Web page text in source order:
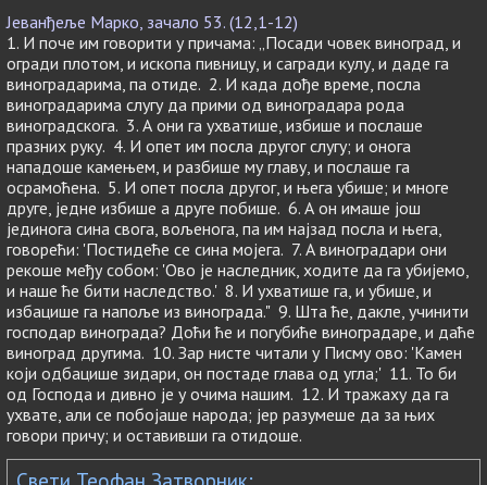
Јеванђеље Марко, зачало 53. (12,1-12)
1. И поче им говорити у причама: „Посади човек виноград, и
огради плотом, и ископа пивницу, и сагради кулу, и даде га
виноградарима, па отиде. 2. И када дође време, посла
виноградарима слугу да прими од виноградара рода
виноградскога. 3. А они га ухватише, избише и послаше
празних руку. 4. И опет им посла другог слугу; и онога
нападоше камењем, и разбише му главу, и послаше га
осрамоћена. 5. И опет посла другог, и њега убише; и многе
друге, једне избише а друге побише. 6. А он имаше још
јединога сина свога, вољенога, па им најзад посла и њега,
говорећи: 'Постидеће се сина мојега. 7. А виноградари они
рекоше међу собом: 'Ово је наследник, ходите да га убијемо,
и наше ће бити наследство.' 8. И ухватише га, и убише, и
избацише га напоље из винограда." 9. Шта ће, дакле, учинити
господар винограда? Доћи ће и погубиће виноградаре, и даће
виноград другима. 10. Зар нисте читали у Писму ово: 'Камен
који одбацише зидари, он постаде глава од угла;' 11. То би
од Господа и дивно је у очима нашим. 12. И тражаху да га
ухвате, али се побојаше народа; јер разумеше да за њих
говори причу; и оставивши га отидоше.